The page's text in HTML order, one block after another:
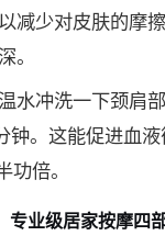
减少对皮肤的摩
。
水冲洗一下颈肩
钟。这能促进血
功倍。
专业级居家按摩四